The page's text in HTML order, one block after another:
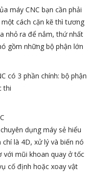
máy CNC bạn cần phải
cách cặn kẽ thì tương
nhỏ ra để nắm, thứ nhất
gồm những bộ phận lớn
có 3 phần chính: bộ phận
thi
dụng máy sẻ hiểu
là 4D, xử lý và biến nó
với mũi khoan quay ở tốc
cố định hoặc xoay vật